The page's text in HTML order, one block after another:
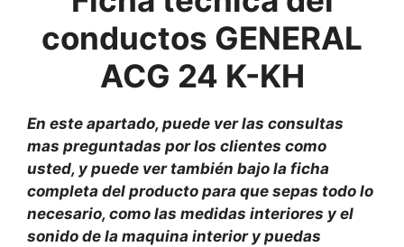
conductos GENERAL
ACG 24 K-KH
En este apartado, puede ver las consultas
mas preguntadas por los clientes como
usted, y puede ver también bajo la ficha
completa del producto para que sepas todo lo
necesario, como las medidas interiores y el
sonido de la maquina interior y puedas